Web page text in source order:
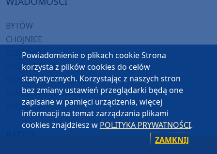
BYTÓW
CHOJNICE
CZŁUCHÓW
KOŚCIERZYNA
SĘPÓLNO KRAJEŃSKIE
STAROGARD GDAŃSKI
TUCHOLA
Powiadomienie o plikach cookie Strona
korzysta z plików cookies do celów
statystycznych. Korzystając z naszych stron
bez zmiany ustawień przeglądarki będą one
zapisane w pamięci urządzenia, więcej
informacji na temat zarządzania plikami
cookies znajdziesz w POLITYKA PRYWATNOŚCI.
ZAMKNIJ